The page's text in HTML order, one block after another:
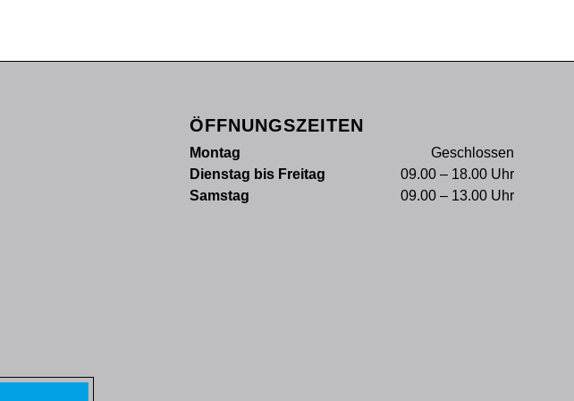
ÖFFNUNGSZEITEN
Montag
Geschlossen
Dienstag bis Freitag
09.00 – 18.00 Uhr
Samstag
09.00 – 13.00 Uhr